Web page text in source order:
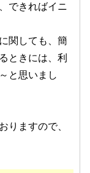
できればイニ
関しても、簡
ときには、利
と思いまし
りますので、